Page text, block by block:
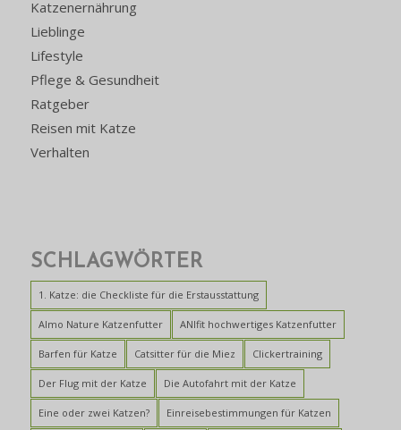
Katzenernährung
Lieblinge
Lifestyle
Pflege & Gesundheit
Ratgeber
Reisen mit Katze
Verhalten
SCHLAGWÖRTER
1. Katze: die Checkliste für die Erstausstattung
Almo Nature Katzenfutter ANIfit hochwertiges Katzenfutter
Barfen für Katze Catsitter für die Miez Clickertraining
Der Flug mit der Katze Die Autofahrt mit der Katze
Eine oder zwei Katzen? Einreisebestimmungen für Katzen